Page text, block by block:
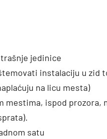
jedinice
instalaciju u zid
na licu mesta)
mestima, ispod
satu